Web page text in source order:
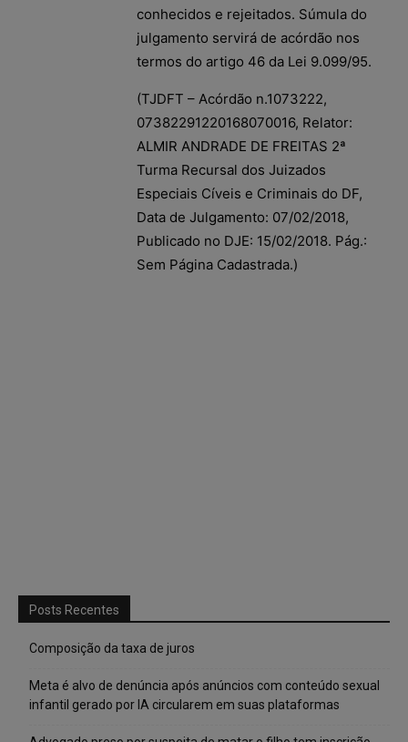
conhecidos e rejeitados. Súmula do
julgamento servirá de acórdão nos
termos do artigo 46 da Lei 9.099/95.
(TJDFT – Acórdão n.1073222,
07382291220168070016, Relator:
ALMIR ANDRADE DE FREITAS 2ª
Turma Recursal dos Juizados
Especiais Cíveis e Criminais do DF,
Data de Julgamento: 07/02/2018,
Publicado no DJE: 15/02/2018. Pág.:
Sem Página Cadastrada.)
Posts Recentes
Composição da taxa de juros
Meta é alvo de denúncia após anúncios com conteúdo sexual
infantil gerado por IA circularem em suas plataformas